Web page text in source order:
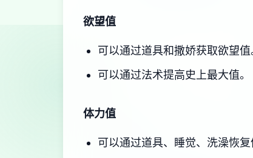
欲望值
可以通过道具和撒娇获取欲望值
可以通过法术提高史上最大值。
体力值
可以通过道具、睡觉、洗澡恢复